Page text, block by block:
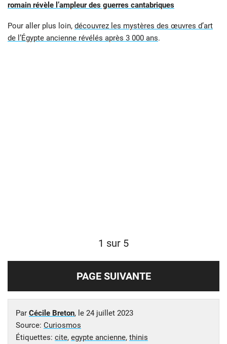
romain révèle l’ampleur des guerres cantabriques
Pour aller plus loin, découvrez les mystères des œuvres d’art
de l’Égypte ancienne révélés après 3 000 ans.
1 sur 5
PAGE SUIVANTE
Par Cécile Breton, le 24 juillet 2023
Source: Curiosmos
Étiquettes: cite, egypte ancienne, thinis